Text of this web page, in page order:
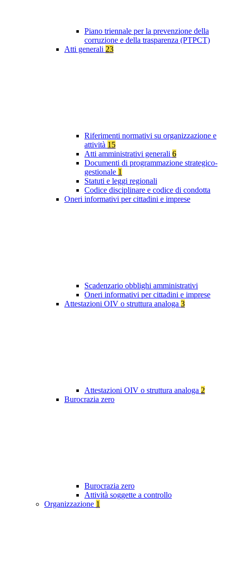
Piano triennale per la prevenzione della
corruzione e della trasparenza (PTPCT)
Atti generali 23
Riferimenti normativi su organizzazione e
attività 15
Atti amministrativi generali 6
Documenti di programmazione strategico-
gestionale 1
Statuti e leggi regionali
Codice disciplinare e codice di condotta
Oneri informativi per cittadini e imprese
Scadenzario obblighi amministrativi
Oneri informativi per cittadini e imprese
Attestazioni OIV o struttura analoga 3
Attestazioni OIV o struttura analoga 2
Burocrazia zero
Burocrazia zero
Attività soggette a controllo
Organizzazione 1